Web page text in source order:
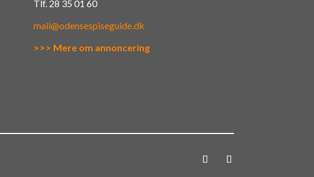
Tlf. 28 35 01 60
mail@odensespiseguide.dk
>>> Mere om annoncering